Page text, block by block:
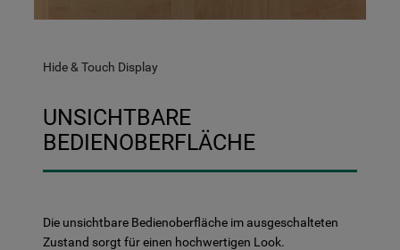
Hide & Touch Display
UNSICHTBARE
BEDIENOBERFLÄCHE
Die unsichtbare Bedienoberfläche im ausgeschalteten
Zustand sorgt für einen hochwertigen Look.